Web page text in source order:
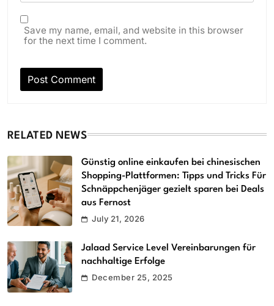
Save my name, email, and website in this browser
for the next time I comment.
RELATED NEWS
Günstig online einkaufen bei chinesischen
Shopping-Plattformen: Tipps und Tricks Für
Schnäppchenjäger gezielt sparen bei Deals
aus Fernost
July 21, 2026
Jalaad Service Level Vereinbarungen für
nachhaltige Erfolge
December 25, 2025